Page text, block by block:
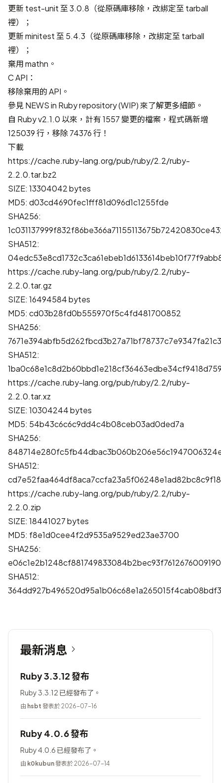
更新 test-unit 至 3.0.8（從原碼庫移除，改綁定至 tarball
裡）；
更新 minitest 至 5.4.3（從原碼庫移除，改綁定至 tarball
裡）；
棄用 mathn。
C API：
移除棄用的 API。
參見 NEWS in Ruby repository (WIP)來了解更多細節。
自 Ruby v2.1.0 以來，計有 1557 變更的檔案，程式碼新增
125039 行，移除 74376 行！
下載
https://cache.ruby-lang.org/pub/ruby/2.2/ruby-
2.2.0.tar.bz2
SIZE: 13304042 bytes
MD5: d03cd4690fec1fff81d096d1c1255fde
SHA256:
SHA512:
https://cache.ruby-lang.org/pub/ruby/2.2/ruby-
2.2.0.tar.gz
SIZE: 16494584 bytes
MD5: cd03b28fd0b555970f5c4fd481700852
SHA256:
SHA512:
https://cache.ruby-lang.org/pub/ruby/2.2/ruby-
2.2.0.tar.xz
SIZE: 10304244 bytes
MD5: 54b43c6c6c9dd4c4b08ceb03ad0ded7a
SHA256:
SHA512:
https://cache.ruby-lang.org/pub/ruby/2.2/ruby-
2.2.0.zip
SIZE: 18441027 bytes
MD5: f8e1d0cee4f2d9535a9529ed23ae3700
SHA256:
SHA512:
最新消息
Ruby 3.3.12 發布
Ruby 3.3.12 已經發布了。
由 hsbt 發表於 2026-07-16
Ruby 4.0.6 發布
Ruby 4.0.6 已經發布了。
由 k0kubun發表於 2026-07-14